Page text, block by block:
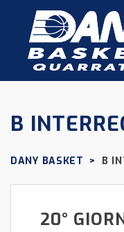
B
DANY BASKET > B
20°